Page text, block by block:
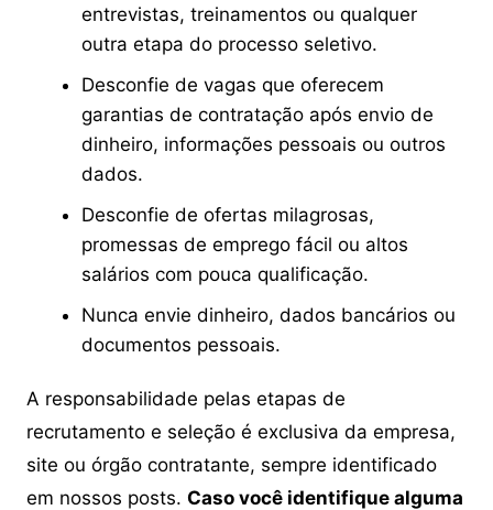
entrevistas, treinamentos ou qualquer
outra etapa do processo seletivo.
Desconfie de vagas que oferecem
garantias de contratação após envio de
dinheiro, informações pessoais ou outros
dados.
Desconfie de ofertas milagrosas,
promessas de emprego fácil ou altos
salários com pouca qualificação.
Nunca envie dinheiro, dados bancários ou
documentos pessoais.
A responsabilidade pelas etapas de
recrutamento e seleção é exclusiva da empresa,
site ou órgão contratante, sempre identificado
em nossos posts. Caso você identifique alguma